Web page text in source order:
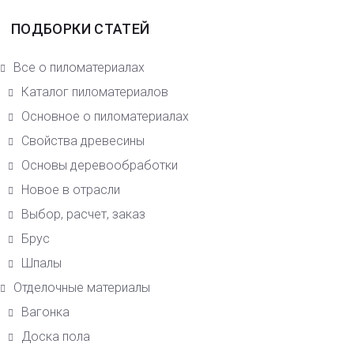
ПОДБОРКИ СТАТЕЙ
Все о пиломатериалах
Каталог пиломатериалов
Основное о пиломатериалах
Свойства древесины
Основы деревообработки
Новое в отрасли
Выбор, расчет, заказ
Брус
Шпалы
Отделочные материалы
Вагонка
Доска пола